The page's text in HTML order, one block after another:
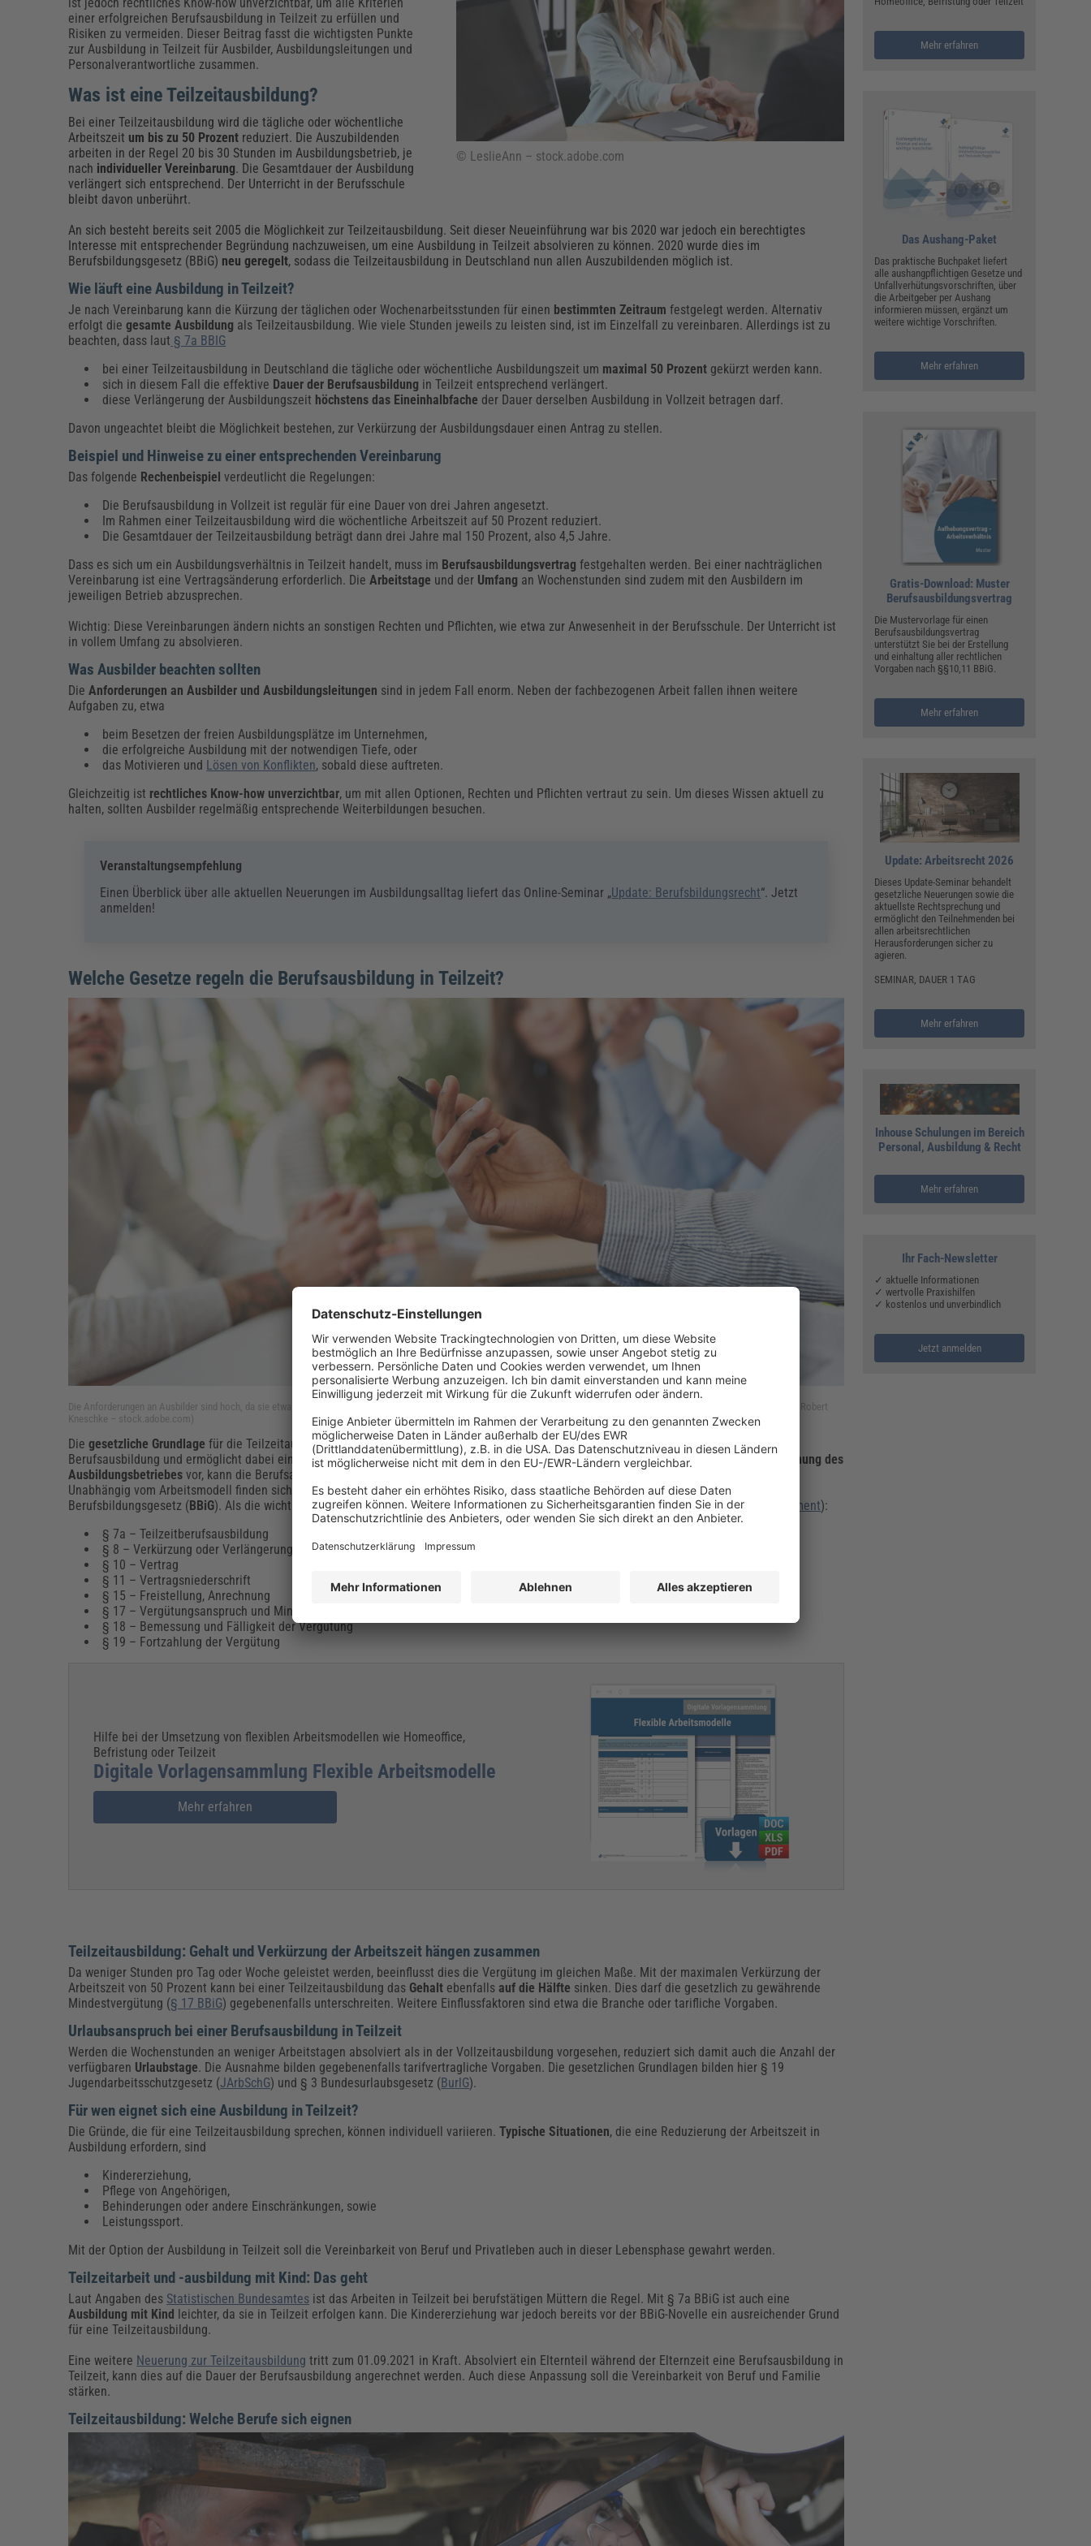
Energie & Umwelt
Führung & Management
Gesundheit & Pflege
Kommunales
Fachpublikationen & Arbeitshilfen
Grünflächen
Recht, Sicherheit & Ordnung
Vergaberecht
Verkehrsrecht
Weiterbildungen (AKADEMIE HERKERT)
Bau, Immobilien & Gebäudemanagement
Weiterbildungen (AKADEMIE HERKERT)
Personalmanagement
Fachpublikationen & Arbeitshilfen
Weiterbildungen (AKADEMIE HERKERT)
Personal, Ausbildung & Recht
Reisekosten und Finanzen
Weiterbildungen (AKADEMIE HERKERT)
Reisekosten & Finanzen
Fachpublikationen & Arbeitshilfen
Zollabwicklung & Exportabwicklung Zollverfahren & Zollvorschriften
Weiterbildungen (AKADEMIE HERKERT)
Zoll & Export
© LeslieAnn – stock.adobe.com
einer erfolgreichen Berufsausbildung in Teilzeit zu erfüllen und
Risiken zu vermeiden. Dieser Beitrag fasst die wichtigsten Punkte
zur Ausbildung in Teilzeit für Ausbilder, Ausbildungsleitungen und
Personalverantwortliche zusammen.
Was ist eine Teilzeitausbildung?
Bei einer Teilzeitausbildung wird die tägliche oder wöchentliche
Arbeitszeit um bis zu 50 Prozent reduziert. Die Auszubildenden
arbeiten in der Regel 20 bis 30 Stunden im Ausbildungsbetrieb, je
nach individueller Vereinbarung. Die Gesamtdauer der Ausbildung
verlängert sich entsprechend. Der Unterricht in der Berufsschule
bleibt davon unberührt.
An sich besteht bereits seit 2005 die Möglichkeit zur Teilzeitausbildung. Seit dieser Neueinführung war bis 2020 war jedoch ein berechtigtes
Interesse mit entsprechender Begründung nachzuweisen, um eine Ausbildung in Teilzeit absolvieren zu können. 2020 wurde dies im
Berufsbildungsgesetz (BBiG) neu geregelt, sodass die Teilzeitausbildung in Deutschland nun allen Auszubildenden möglich ist.
Wie läuft eine Ausbildung in Teilzeit?
Je nach Vereinbarung kann die Kürzung der täglichen oder Wochenarbeitsstunden für einen bestimmten Zeitraum festgelegt werden. Alternativ
erfolgt diegesamte Ausbildung als Teilzeitausbildung. Wie viele Stunden jeweils zu leisten sind, ist im Einzelfall zu vereinbaren. Allerdings ist zu
beachten, dass laut § 7a BBIG
bei einer Teilzeitausbildung in Deutschland die tägliche oder wöchentliche Ausbildungszeit um maximal 50 Prozent gekürzt werden kann.
sich in diesem Fall die effektive Dauer der Berufsausbildung in Teilzeit entsprechend verlängert.
diese Verlängerung der Ausbildungszeit höchstens das Eineinhalbfache der Dauer derselben Ausbildung in Vollzeit betragen darf.
Davon ungeachtet bleibt die Möglichkeit bestehen, zur Verkürzung der Ausbildungsdauer einen Antrag zu stellen.
Beispiel und Hinweise zu einer entsprechenden Vereinbarung
Das folgende Rechenbeispiel verdeutlicht die Regelungen:
Die Berufsausbildung in Vollzeit ist regulär für eine Dauer von drei Jahren angesetzt.
Im Rahmen einer Teilzeitausbildung wird die wöchentliche Arbeitszeit auf 50 Prozent reduziert.
Die Gesamtdauer der Teilzeitausbildung beträgt dann drei Jahre mal 150 Prozent, also 4,5 Jahre.
Dass es sich um ein Ausbildungsverhältnis in Teilzeit handelt, muss im Berufsausbildungsvertrag festgehalten werden. Bei einer nachträglichen
Vereinbarung ist eine Vertragsänderung erforderlich. DieArbeitstage und der Umfang an Wochenstunden sind zudem mit den Ausbildern im
jeweiligen Betrieb abzusprechen.
Wichtig: Diese Vereinbarungen ändern nichts an sonstigen Rechten und Pflichten, wie etwa zur Anwesenheit in der Berufsschule. Der Unterricht ist
in vollem Umfang zu absolvieren.
Was Ausbilder beachten sollten
DieAnforderungen an Ausbilder und Ausbildungsleitungen sind in jedem Fall enorm. Neben der fachbezogenen Arbeit fallen ihnen weitere
Aufgaben zu, etwa
beim Besetzen der freien Ausbildungsplätze im Unternehmen,
die erfolgreiche Ausbildung mit der notwendigen Tiefe, oder
das Motivieren und Lösen von Konflikten, sobald diese auftreten.
Gleichzeitig ist rechtliches Know-how unverzichtbar, um mit allen Optionen, Rechten und Pflichten vertraut zu sein. Um dieses Wissen aktuell zu
halten, sollten Ausbilder regelmäßig entsprechende Weiterbildungen besuchen.
Veranstaltungsempfehlung
Einen Überblick über alle aktuellen Neuerungen im Ausbildungsalltag liefert das Online-Seminar „Update: Berufsbildungsrecht“. Jetzt
anmelden!
Welche Gesetze regeln die Berufsausbildung in Teilzeit?
Die Anforderungen an Ausbilder sind hoch, da sie etwa mit den rechtlichen Grundlagen für Vollzeit- und Teilzeitausbildungen in Deutschland bestens vertraut sein müssen. (Bild: © Robert
Kneschke – stock.adobe.com)
Diegesetzliche Grundlage für die Teilzeitausbildung in Deutschland bildet§ 7a BBIG. Dieser ergänzt die weiteren geltenden Gesetze zur
Berufsausbildung und ermöglicht dabei eine Anpassung der beruflichen an die persönliche Situation der Auszubildenden. Liegt die
Zustimmung des
Ausbildungsbetriebes vor, kann die Berufsausbildung in Teilzeit absolviert werden.
Unabhängig vom Arbeitsmodell finden sich die entscheidenden Rechtsgrundlagen für eine Ausbildung – in Teilzeit wie auch in Vollzeit – im
Berufsbildungsgesetz (BBiG). Als die wichtigsten Referenzwerte listet das Bundesministerium für Bildung und Forschung (BMBF, PDF-Dokument):
§ 7a – Teilzeitberufsausbildung
§ 8 – Verkürzung oder Verlängerung der Ausbildungsdauer
§ 10 – Vertrag
§ 11 – Vertragsniederschrift
§ 15 – Freistellung, Anrechnung
§ 17 – Vergütungsanspruch und Mindestvergütung
§ 18 – Bemessung und Fälligkeit der Vergütung
§ 19 – Fortzahlung der Vergütung
Hilfe bei der Umsetzung von flexiblen Arbeitsmodellen wie Homeoffice,
Befristung oder Teilzeit
Digitale Vorlagensammlung Flexible Arbeitsmodelle
Mehr erfahren
Teilzeitausbildung: Gehalt und Verkürzung der Arbeitszeit hängen zusammen
Da weniger Stunden pro Tag oder Woche geleistet werden, beeinflusst dies die Vergütung im gleichen Maße. Mit der maximalen Verkürzung der
Arbeitszeit von 50 Prozent kann bei einer Teilzeitausbildung das Gehalt ebenfallsauf die Hälfte sinken. Dies darf die gesetzlich zu gewährende
Mindestvergütung (§ 17 BBiG) gegebenenfalls unterschreiten. Weitere Einflussfaktoren sind etwa die Branche oder tarifliche Vorgaben.
Urlaubsanspruch bei einer Berufsausbildung in Teilzeit
Werden die Wochenstunden an weniger Arbeitstagen absolviert als in der Vollzeitausbildung vorgesehen, reduziert sich damit auch die Anzahl der
verfügbaren Urlaubstage. Die Ausnahme bilden gegebenenfalls tarifvertragliche Vorgaben. Die gesetzlichen Grundlagen bilden hier § 19
Jugendarbeitsschutzgesetz (JArbSchG) und § 3 Bundesurlaubsgesetz (BurlG).
Für wen eignet sich eine Ausbildung in Teilzeit?
Die Gründe, die für eine Teilzeitausbildung sprechen, können individuell variieren.Typische Situationen, die eine Reduzierung der Arbeitszeit in
Ausbildung erfordern, sind
Kindererziehung,
Pflege von Angehörigen,
Behinderungen oder andere Einschränkungen, sowie
Leistungssport.
Mit der Option der Ausbildung in Teilzeit soll die Vereinbarkeit von Beruf und Privatleben auch in dieser Lebensphase gewahrt werden.
Teilzeitarbeit und -ausbildung mit Kind: Das geht
Laut Angaben des Statistischen Bundesamtes ist das Arbeiten in Teilzeit bei berufstätigen Müttern die Regel. Mit § 7a BBiG ist auch eine
Ausbildung mit Kind leichter, da sie in Teilzeit erfolgen kann. Die Kindererziehung war jedoch bereits vor der BBiG-Novelle ein ausreichender Grund
für eine Teilzeitausbildung.
Eine weitere Neuerung zur Teilzeitausbildung tritt zum 01.09.2021 in Kraft. Absolviert ein Elternteil während der Elternzeit eine Berufsausbildung in
Teilzeit, kann dies auf die Dauer der Berufsausbildung angerechnet werden. Auch diese Anpassung soll die Vereinbarkeit von Beruf und Familie
stärken.
Teilzeitausbildung: Welche Berufe sich eignen
Mehr erfahren
Das Aushang-Paket
Das praktische Buchpaket liefert
alle aushangpflichtigen Gesetze und
Unfallverhütungsvorschriften, über
die Arbeitgeber per Aushang
informieren müssen, ergänzt um
weitere wichtige Vorschriften.
Mehr erfahren
Gratis-Download: Muster
Berufsausbildungsvertrag
Die Mustervorlage für einen
Berufsausbildungsvertrag
unterstützt Sie bei der Erstellung
und einhaltung aller rechtlichen
Vorgaben nach §§10,11 BBiG.
Mehr erfahren
Update: Arbeitsrecht 2026
Dieses Update-Seminar behandelt
gesetzliche Neuerungen sowie die
aktuellste Rechtsprechung und
ermöglicht den Teilnehmenden bei
allen arbeitsrechtlichen
Herausforderungen sicher zu
agieren.
SEMINAR, DAUER 1 TAG
Mehr erfahren
Inhouse Schulungen im Bereich
Personal, Ausbildung & Recht
Mehr erfahren
Ihr Fach-Newsletter
✓ aktuelle Informationen
✓ wertvolle Praxishilfen
✓ kostenlos und unverbindlich
Jetzt anmelden